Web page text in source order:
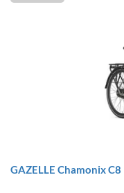
GAZELLE Chamonix